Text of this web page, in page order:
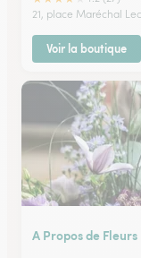
21, place Maréchal
Voir la boutique
A Propos de Fleurs